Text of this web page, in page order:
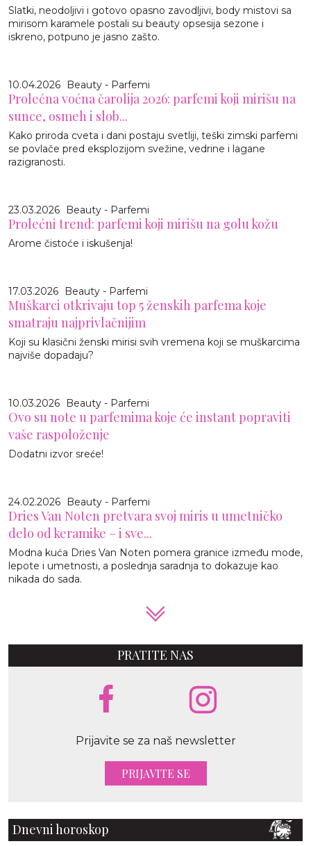
Slatki, neodoljivi i gotovo opasno zavodljivi, body mistovi sa
mirisom karamele postali su beauty opsesija sezone i
iskreno, potpuno je jasno zašto.
10.04.2026 Beauty - Parfemi
Prolećna voćna čarolija 2026: parfemi koji mirišu na
sunce, osmeh i slob...
Kako priroda cveta i dani postaju svetliji, teški zimski parfemi
se povlače pred eksplozijom svežine, vedrine i lagane
razigranosti.
23.03.2026 Beauty - Parfemi
Prolećni trend: parfemi koji mirišu na golu kožu
Arome čistoće i iskušenja!
17.03.2026 Beauty - Parfemi
Muškarci otkrivaju top 5 ženskih parfema koje
smatraju najprivlačnijim
Koji su klasični ženski mirisi svih vremena koji se muškarcima
najviše dopadaju?
10.03.2026 Beauty - Parfemi
Ovo su note u parfemima koje će instant popraviti
vaše raspoloženje
Dodatni izvor sreće!
24.02.2026 Beauty - Parfemi
Dries Van Noten pretvara svoj miris u umetničko
delo od keramike – i sve...
Modna kuća Dries Van Noten pomera granice između mode,
lepote i umetnosti, a poslednja saradnja to dokazuje kao
nikada do sada.
PRATITE NAS
Prijavite se za naš newsletter
PRIJAVITE SE
Dnevni horoskop